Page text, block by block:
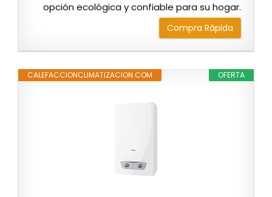
opción ecológica y confiable para su hogar.
Compra Rápida
OFERTA
CALEFACCIONCLIMATIZACION.COM